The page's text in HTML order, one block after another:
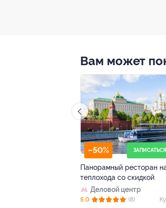
Вам может
ЗАПИСАТЬСЯ ОНЛАЙН
Панорамный ресторан на борту
теплохода со скидкой
Деловой центр
Куплено 2 469
МРТ